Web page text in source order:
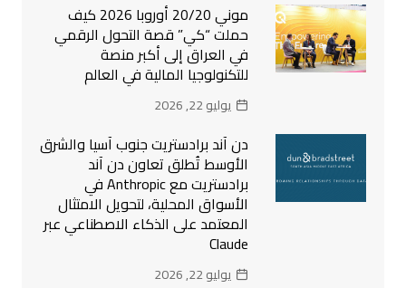
موني 20/20 أوروبا 2026 كيف
حملت “كي” قصة التحول الرقمي
في العراق إلى أكبر منصة
للتكنولوجيا المالية في العالم
يوليو 22, 2026
دن آند برادستريت جنوب آسيا والشرق
الأوسط تُطلق تعاون دن آند
برادستريت مع Anthropic في
الأسواق المحلية، لتحويل الامتثال
المعتمد على الذكاء الاصطناعي عبر
Claude
يوليو 22, 2026